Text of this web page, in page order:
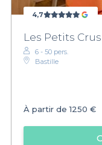
4,7
Les Petits
6 - 50 pers.
Bastille
À partir de1250 €